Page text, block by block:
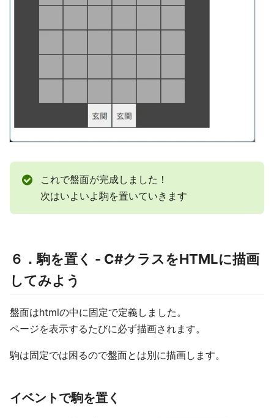
これで盤面が完成しました！
次はいよいよ駒を置いていきます
６．駒を置く - C#クラスをHTMLに描画
してみよう
盤面はhtmlの中に固定で定義しました。
ページを表示するたびに必ず描画されます。
駒は固定では困るので盤面とは別に描画します。
イベントで駒を置く